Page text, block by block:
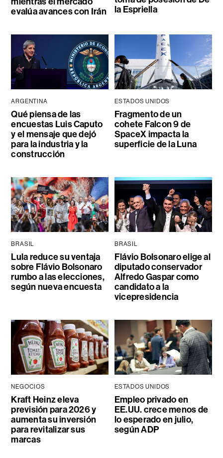
evalúa avances con Irán
la Espriella
ARGENTINA
Qué piensa de las
encuestas Luis Caputo
y el mensaje que dejó
para la industria y la
construcción
ESTADOS UNIDOS
Fragmento de un
cohete Falcon 9 de
SpaceX impacta la
superficie de la Luna
BRASIL
Lula reduce su ventaja
sobre Flávio Bolsonaro
rumbo a las elecciones,
según nueva encuesta
BRASIL
Flávio Bolsonaro elige al
diputado conservador
Alfredo Gaspar como
candidato a la
vicepresidencia
NEGOCIOS
Kraft Heinz eleva
previsión para 2026 y
aumenta su inversión
para revitalizar sus
marcas
ESTADOS UNIDOS
Empleo privado en
EE.UU. crece menos de
lo esperado en julio,
según ADP